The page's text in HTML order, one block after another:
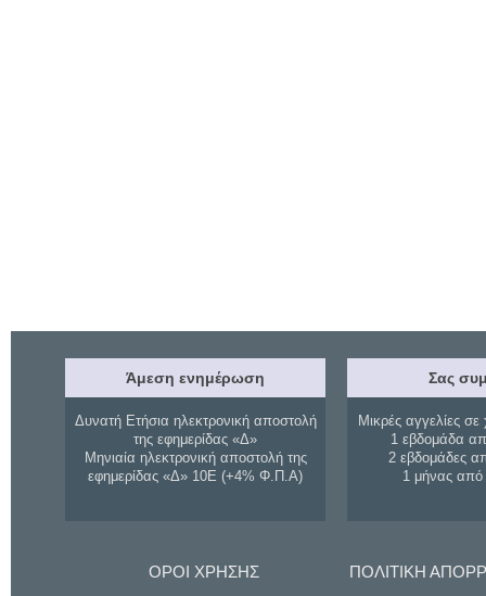
Άμεση ενημέρωση
Δυνατή Ετήσια ηλεκτρονική αποστολή
της εφημερίδας «Δ»
Μηνιαία ηλεκτρονική αποστολή της
εφημερίδας «Δ» 10Ε (+4% Φ.Π.Α)
Σας
Μικρές αγγελίες σε
1 εβδομάδα
2 εβδομάδες
1 μήνας
ΟΡΟΙ ΧΡΗΣΗΣ ΠΟΛΙΤΙΚΗ